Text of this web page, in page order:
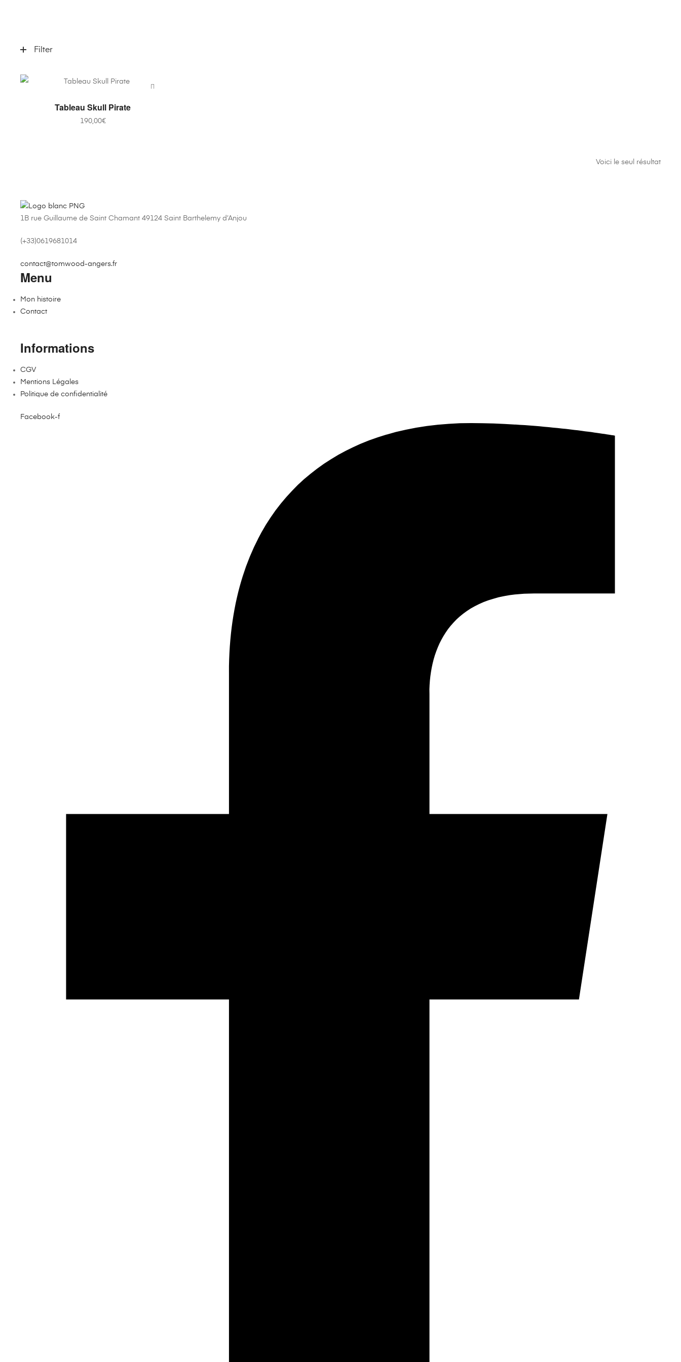
Filter
AJOUTER AU PANIER
Tableau Skull Pirate
190,00€
Voici le seul résultat
1B rue Guillaume de Saint Chamant 49124 Saint Barthelemy d’Anjou
(+33)0619681014
contact@tomwood-angers.fr
Menu
Mon histoire
Contact
Informations
CGV
Mentions Légales
Politique de confidentialité
Facebook-f